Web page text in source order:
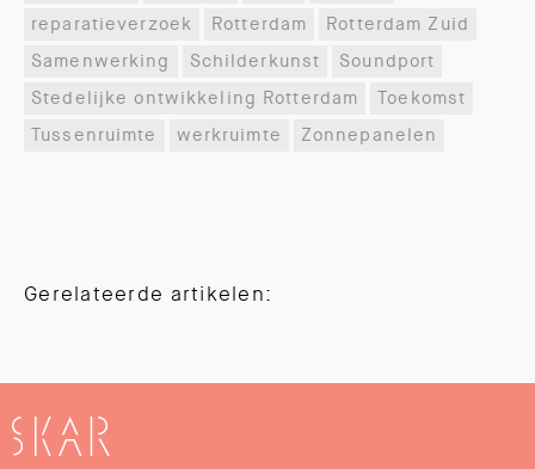
reparatieverzoek
Rotterdam
Rotterdam Zuid
Samenwerking
Schilderkunst
Soundport
Stedelijke ontwikkeling Rotterdam
Toekomst
Tussenruimte
werkruimte Zonnepanelen
Gerelateerde artikelen:
SKAR